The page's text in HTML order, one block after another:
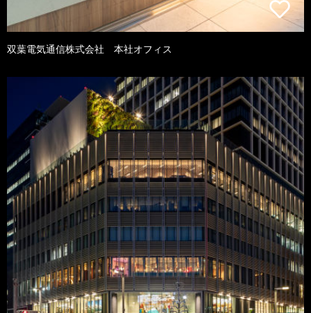
双葉電気通信株式会社 本社オフィス